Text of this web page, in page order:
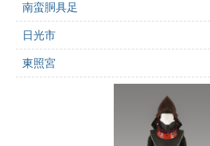
南蛮胴具足
日光市
東照宮